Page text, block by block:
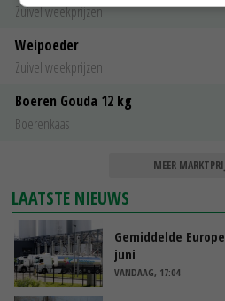
Zuivel weekprijzen
Weipoeder
Zuivel weekprijzen
Boeren Gouda 12 kg
Boerenkaas
MEER
LAATSTE NIEUWS
Gemiddelde
juni
VANDAAG, 17:04